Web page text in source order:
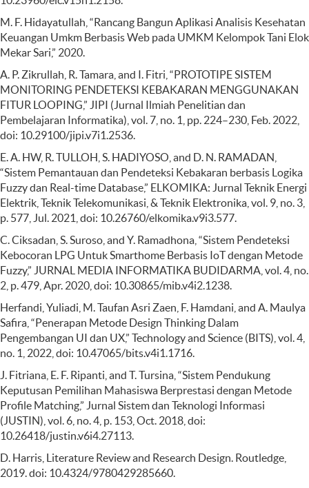
M. F. Hidayatullah, “Rancang Bangun Aplikasi Analisis Kesehatan
Keuangan Umkm Berbasis Web pada UMKM Kelompok Tani Elok
Mekar Sari,” 2020.
A. P. Zikrullah, R. Tamara, and I. Fitri, “PROTOTIPE SISTEM
MONITORING PENDETEKSI KEBAKARAN MENGGUNAKAN
FITUR LOOPING,” JIPI (Jurnal Ilmiah Penelitian dan
Pembelajaran Informatika), vol. 7, no. 1, pp. 224–230, Feb. 2022,
doi: 10.29100/jipi.v7i1.2536.
E. A. HW, R. TULLOH, S. HADIYOSO, and D. N. RAMADAN,
“Sistem Pemantauan dan Pendeteksi Kebakaran berbasis Logika
Fuzzy dan Real-time Database,” ELKOMIKA: Jurnal Teknik Energi
Elektrik, Teknik Telekomunikasi, & Teknik Elektronika, vol. 9, no. 3,
p. 577, Jul. 2021, doi: 10.26760/elkomika.v9i3.577.
C. Ciksadan, S. Suroso, and Y. Ramadhona, “Sistem Pendeteksi
Kebocoran LPG Untuk Smarthome Berbasis IoT dengan Metode
Fuzzy,” JURNAL MEDIA INFORMATIKA BUDIDARMA, vol. 4, no.
2, p. 479, Apr. 2020, doi: 10.30865/mib.v4i2.1238.
Herfandi, Yuliadi, M. Taufan Asri Zaen, F. Hamdani, and A. Maulya
Safira, “Penerapan Metode Design Thinking Dalam
Pengembangan UI dan UX,” Technology and Science (BITS), vol. 4,
no. 1, 2022, doi: 10.47065/bits.v4i1.1716.
J. Fitriana, E. F. Ripanti, and T. Tursina, “Sistem Pendukung
Keputusan Pemilihan Mahasiswa Berprestasi dengan Metode
Profile Matching,” Jurnal Sistem dan Teknologi Informasi
(JUSTIN), vol. 6, no. 4, p. 153, Oct. 2018, doi:
10.26418/justin.v6i4.27113.
D. Harris, Literature Review and Research Design. Routledge,
2019. doi: 10.4324/9780429285660.